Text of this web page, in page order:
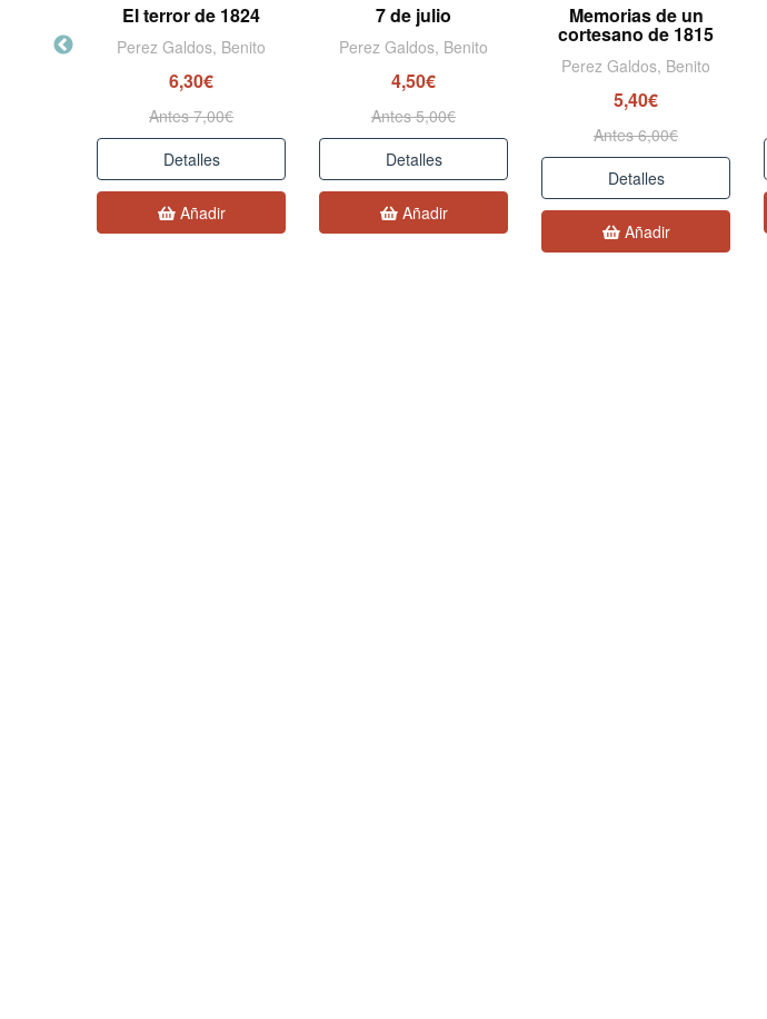
El terror de 1824
Perez Galdos, Benito
6,30€
Antes 7,00€
Detalles
Añadir
7 de julio
Perez Galdos, Benito
4,50€
Antes 5,00€
Detalles
Añadir
Memorias de un
cortesano de 1815
Perez Galdos, Benito
5,40€
Antes 6,00€
Detalles
Añadir